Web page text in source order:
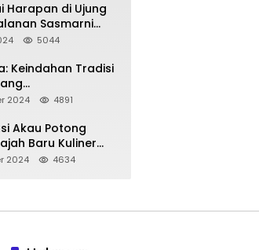
Harapan di Ujung
Sasmarni
Hati dan
5044
Keindahan Tradisi
Umat dalam
dalam Agama
2024 4891
Akau Potong
Baru Kuliner
Tanjungpinang
2024 4634